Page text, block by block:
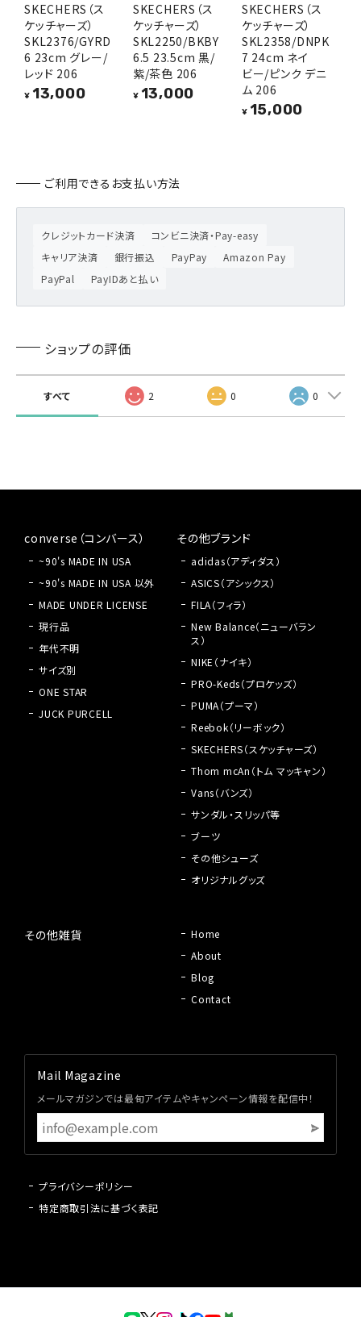
converse（コンバース）
~90's MADE IN USA
~90's MADE IN USA 以外
MADE UNDER LICENSE
現行品
年代不明
サイズ別
ONE STAR
JUCK PURCELL
その他ブランド
adidas（アディダス）
ASICS（アシックス）
FILA（フィラ）
New Balance（ニューバラン
ス）
NIKE（ナイキ）
PRO-Keds（プロケッズ）
PUMA（プーマ）
Reebok（リーボック）
SKECHERS（スケッチャーズ）
Thom mcAn（トム マッキャン）
Vans（バンズ）
サンダル・スリッパ等
ブーツ
その他シューズ
オリジナルグッズ
その他雑貨
Home
About
Blog
Contact
Mail Magazine
メールマガジンでは最旬アイテムやキャンペーン情報を配信中！
プライバシーポリシー
特定商取引法に基づく表記
SKECHERS（ス
ケッチャーズ）
SKL2376/GYRD
6 23cm グレー/
レッド 206
¥ 13,000
SKECHERS（ス
ケッチャーズ）
SKL2250/BKBY
6.5 23.5cm 黒/
紫/茶色 206
¥ 13,000
SKECHERS（ス
ケッチャーズ）
SKL2358/DNPK
7 24cm ネイ
ビー/ピンク デニ
ム 206
¥ 15,000
ご利用できるお支払い方法
クレジットカード決済
コンビニ決済・Pay-easy
キャリア決済
銀行振込 PayPay
Amazon Pay
PayPal
PayIDあと払い
ショップの評価
すべて 2 0 0